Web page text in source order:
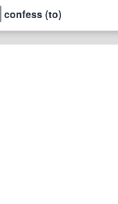
confess (to)